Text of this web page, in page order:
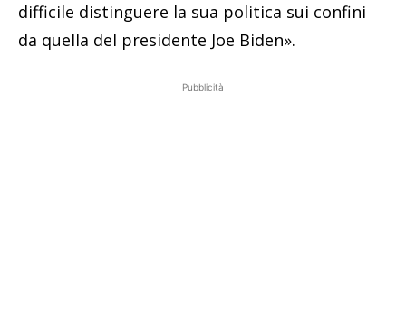
difficile distinguere la sua politica sui confini
da quella del presidente Joe Biden».
Pubblicità